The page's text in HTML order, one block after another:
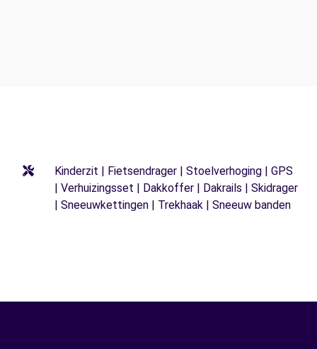
Kinderzit | Fietsendrager | Stoelverhoging | GPS
| Verhuizingsset | Dakkoffer | Dakrails | Skidrager
| Sneeuwkettingen | Trekhaak | Sneeuw banden